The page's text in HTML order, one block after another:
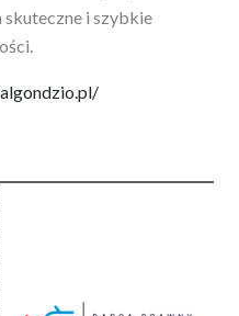
skuteczne i szybkie